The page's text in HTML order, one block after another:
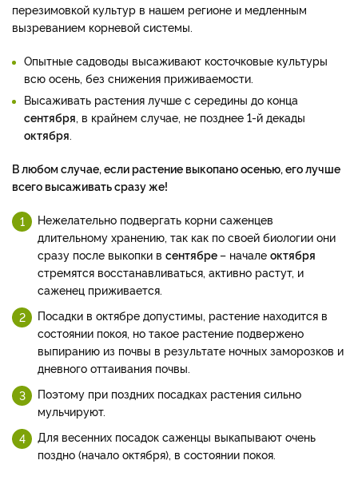
перезимовкой культур в нашем регионе и медленным
вызреванием корневой системы.
Опытные садоводы высаживают косточковые культуры
всю осень, без снижения приживаемости.
Высаживать растения лучше с середины до конца
сентября, в крайнем случае, не позднее 1-й декады
октября.
В любом случае, если растение выкопано осенью, его лучше
всего высаживать сразу же!
Нежелательно подвергать корни саженцев
длительному хранению, так как по своей биологии они
сразу после выкопки в сентябре– начале октября
стремятся восстанавливаться, активно растут, и
саженец приживается.
Посадки в октябре допустимы, растение находится в
состоянии покоя, но такое растение подвержено
выпиранию из почвы в результате ночных заморозков и
дневного оттаивания почвы.
Поэтому при поздних посадках растения сильно
мульчируют.
Для весенних посадок саженцы выкапывают очень
поздно (начало октября), в состоянии покоя.